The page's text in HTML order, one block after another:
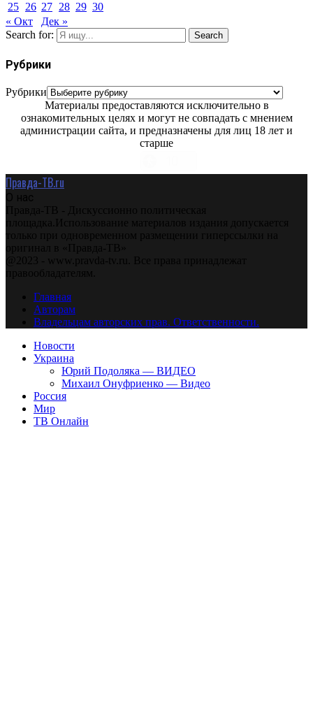
25 26 27 28 29 30
« Окт
Дек »
Search for:
Search
Рубрики
Рубрики
Материалы предоставляются исключительно в
ознакомительных целях и могут не совпадать с мнением
администрации сайта, и предназначены для лиц 18 лет и
старше
Правда-ТВ.ru
О нас
Правда-ТВ - Дискуссионно политическая
площадка.Использование материалов издания допускается
только при одновременном размещении гиперссылки на
оригинал в «Правда-ТВ»
@2023 - www.pravda-tv.ru. Все права принадлежат
правообладателям.
Главная
Авторам
Владельцам авторских прав. Ответственности.
Новости
Украина
Юрий Подоляка — ВИДЕО
Михаил Онуфриенко — Видео
Россия
Мир
ТВ Онлайн